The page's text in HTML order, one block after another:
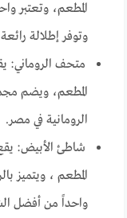
المطعم، وتعتبر
وتوفر إطلالة
المطعم، ويضم
الرومانية في مصر.
المطعم ، ويتميز
واحداً من أفضل